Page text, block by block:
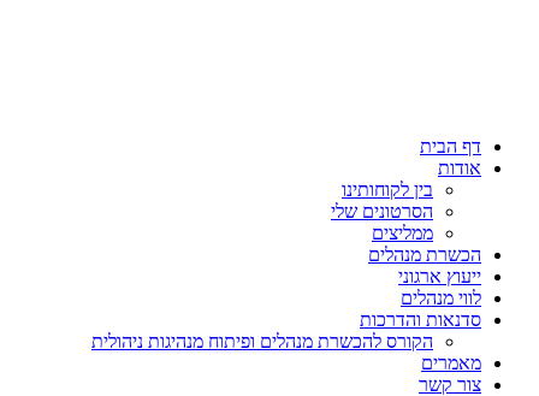
דף הבית
אודות
בין לקוחותינו
הסרטונים שלי
ממליצים
הכשרת מנהלים
ייעוץ ארגוני
לווי מנהלים
סדנאות והדרכות
הקורס להכשרת מנהלים ופיתוח מנהיגות ניהולית
מאמרים
צור קשר